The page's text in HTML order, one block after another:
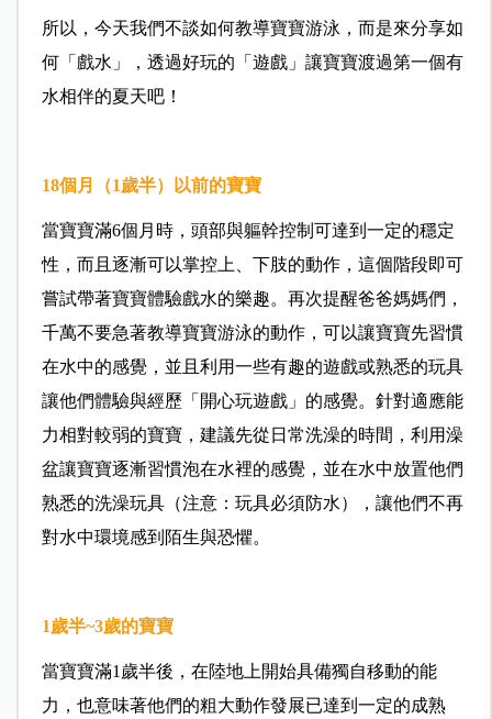
所以，今天我們不談如何教導寶寶游泳，而是來分享如
何「戲水」，透過好玩的「遊戲」讓寶寶渡過第一個有
水相伴的夏天吧！
18個月（1歲半）以前的寶寶
當寶寶滿6個月時，頭部與軀幹控制可達到一定的穩定
性，而且逐漸可以掌控上、下肢的動作，這個階段即可
嘗試帶著寶寶體驗戲水的樂趣。再次提醒爸爸媽媽們，
千萬不要急著教導寶寶游泳的動作，可以讓寶寶先習慣
在水中的感覺，並且利用一些有趣的遊戲或熟悉的玩具
讓他們體驗與經歷「開心玩遊戲」的感覺。針對適應能
力相對較弱的寶寶，建議先從日常洗澡的時間，利用澡
盆讓寶寶逐漸習慣泡在水裡的感覺，並在水中放置他們
熟悉的洗澡玩具（注意：玩具必須防水），讓他們不再
對水中環境感到陌生與恐懼。
1歲半~3歲的寶寶
當寶寶滿1歲半後，在陸地上開始具備獨自移動的能
力，也意味著他們的粗大動作發展已達到一定的成熟